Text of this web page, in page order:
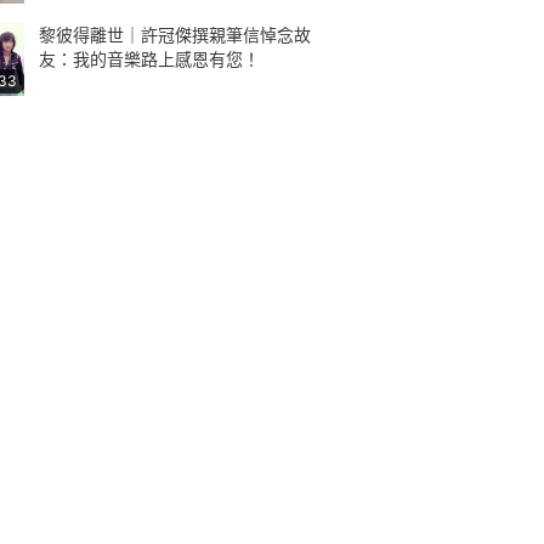
黎彼得離世｜許冠傑撰親筆信悼念故
友：我的音樂路上感恩有您！